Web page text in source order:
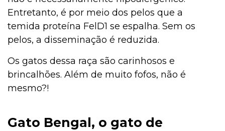
Entretanto, é por meio dos pelos que a
temida proteína FelD1 se espalha. Sem os
pelos, a disseminação é reduzida.
Os gatos dessa raça são carinhosos e
brincalhões. Além de muito fofos, não é
mesmo?!
Gato Bengal, o gato de